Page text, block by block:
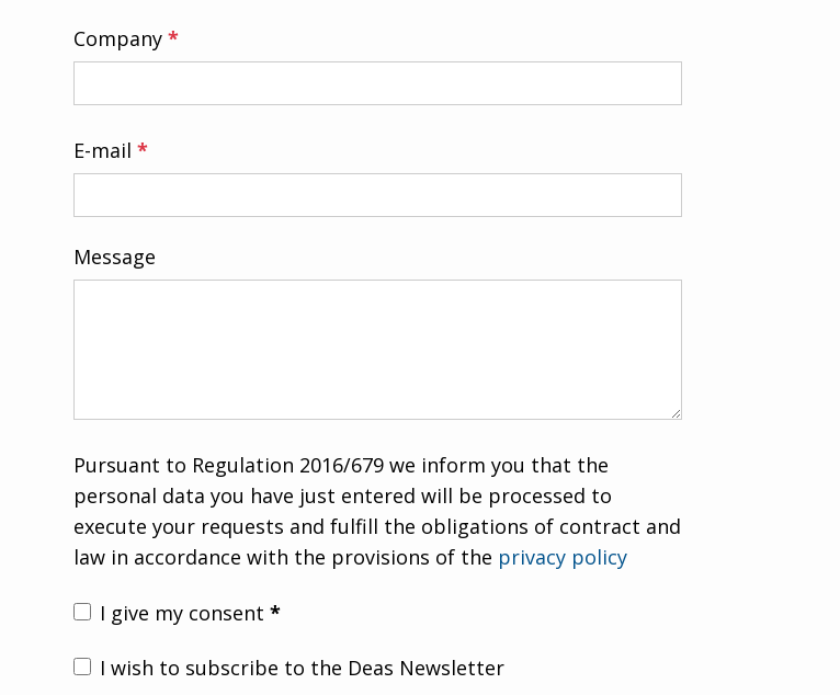
Company*
E-mail*
Message
Pursuant to Regulation 2016/679 we inform you that the
personal data you have just entered will be processed to
execute your requests and fulfill the obligations of contract and
law in accordance with the provisions of the privacy policy
I give my consent*
I wish to subscribe to the Deas Newsletter